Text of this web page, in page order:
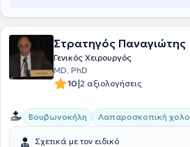
Στρατηγός Παναγιώτης
Γενικός Χειρουργός
MD, PhD
10|2 αξιολογήσεις
Βουβωνοκήλη Λαπαροσκοπική
Σχετικά με τον ειδικό